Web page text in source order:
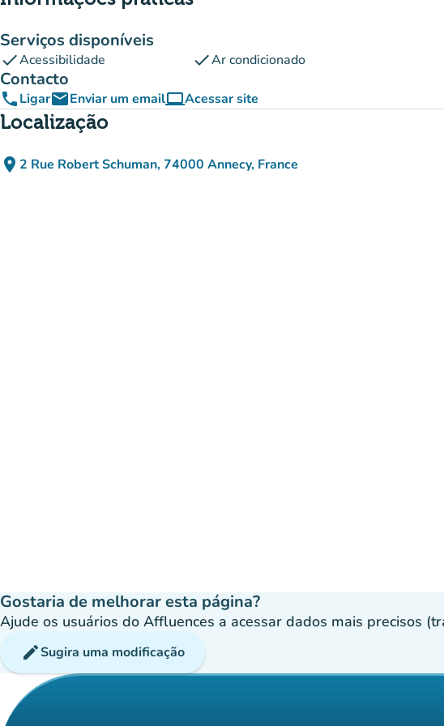
Serviços disponíveis
checkAcessibilidade checkAr condicionado
Contacto
phoneLigaremailEnviar um emailcomputerAcessar site
(novo separador)
Localização
place 2 Rue Robert Schuman, 74000 Annecy, France
(abrir no Google Maps)
(novo separador)
Gostaria de melhorar esta página?
Ajude os usuários do Affluences a acessar dados mais precisos
editSugira uma modificação